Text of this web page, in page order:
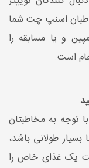
اسنپ چت شما
و یا مسابقه را
است.
توجه به مخاطبتان
طولانی باشد،
یک غذای خاص را